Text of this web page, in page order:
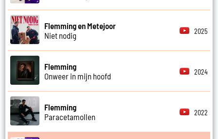
Flemming en Metejoor
Niet nodig
2025
Flemming
Onweer in mijn hoofd
2024
Flemming
Paracetamollen
2022